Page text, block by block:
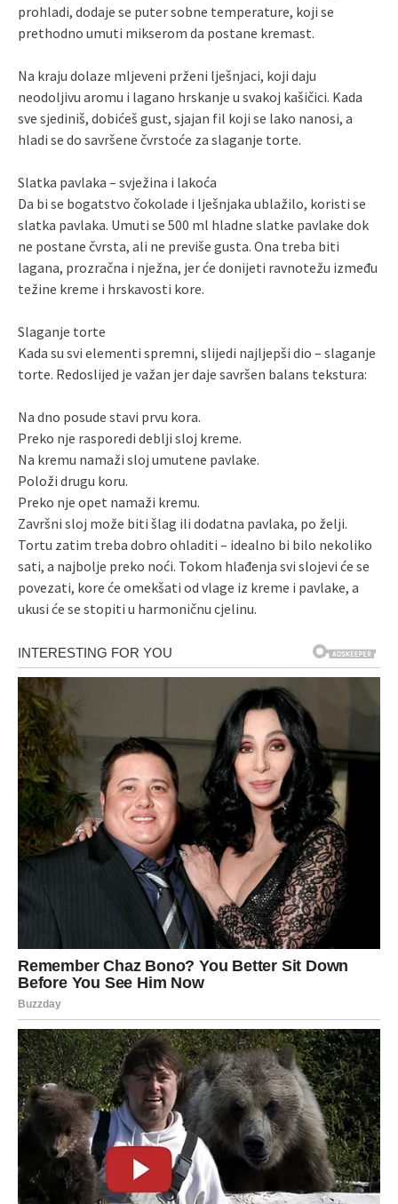
prohladi, dodaje se puter sobne temperature, koji se
prethodno umuti mikserom da postane kremast.
Na kraju dolaze mljeveni prženi lješnjaci, koji daju
neodoljivu aromu i lagano hrskanje u svakoj kašičici. Kada
sve sjediniš, dobićeš gust, sjajan fil koji se lako nanosi, a
hladi se do savršene čvrstoće za slaganje torte.
Slatka pavlaka – svježina i lakoća
Da bi se bogatstvo čokolade i lješnjaka ublažilo, koristi se
slatka pavlaka. Umuti se 500 ml hladne slatke pavlake dok
ne postane čvrsta, ali ne previše gusta. Ona treba biti
lagana, prozračna i nježna, jer će donijeti ravnotežu između
težine kreme i hrskavosti kore.
Slaganje torte
Kada su svi elementi spremni, slijedi najljepši dio – slaganje
torte. Redoslijed je važan jer daje savršen balans tekstura:
Na dno posude stavi prvu kora.
Preko nje rasporedi deblji sloj kreme.
Na kremu namaži sloj umutene pavlake.
Položi drugu koru.
Preko nje opet namaži kremu.
Završni sloj može biti šlag ili dodatna pavlaka, po želji.
Tortu zatim treba dobro ohladiti – idealno bi bilo nekoliko
sati, a najbolje preko noći. Tokom hlađenja svi slojevi će se
povezati, kore će omekšati od vlage iz kreme i pavlake, a
ukusi će se stopiti u harmoničnu cjelinu.